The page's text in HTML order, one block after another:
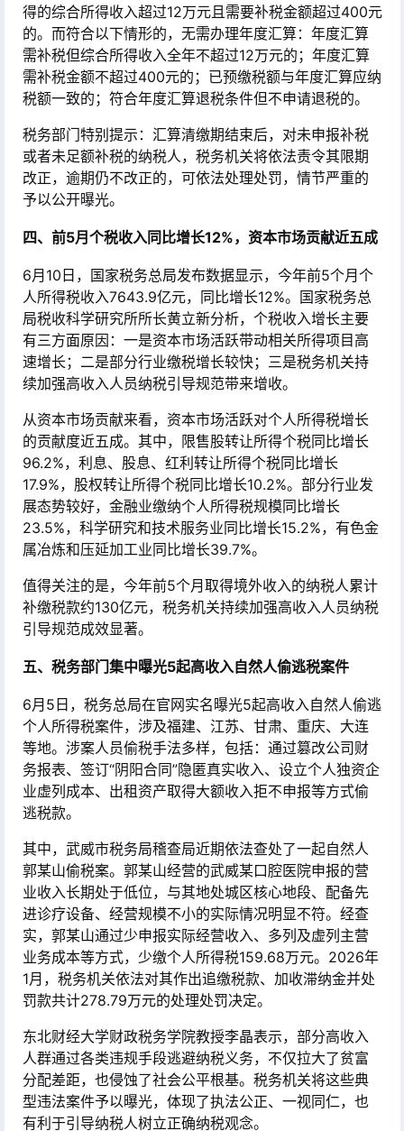
得的综合所得收入超过12万元且需要补税金额超过400元
的。而符合以下情形的，无需办理年度汇算：年度汇算
需补税但综合所得收入全年不超过12万元的；年度汇算
需补税金额不超过400元的；已预缴税额与年度汇算应纳
税额一致的；符合年度汇算退税条件但不申请退税的。
税务部门特别提示：汇算清缴期结束后，对未申报补税
或者未足额补税的纳税人，税务机关将依法责令其限期
改正，逾期仍不改正的，可依法处理处罚，情节严重的
予以公开曝光。
四、前5月个税收入同比增长12%，资本市场贡献近五成
6月10日，国家税务总局发布数据显示，今年前5个月个
人所得税收入7643.9亿元，同比增长12%。国家税务总
局税收科学研究所所长黄立新分析，个税收入增长主要
有三方面原因：一是资本市场活跃带动相关所得项目高
速增长；二是部分行业缴税增长较快；三是税务机关持
续加强高收入人员纳税引导规范带来增收。
从资本市场贡献来看，资本市场活跃对个人所得税增长
的贡献度近五成。其中，限售股转让所得个税同比增长
96.2%，利息、股息、红利转让所得个税同比增长
17.9%，股权转让所得个税同比增长10.2%。部分行业发
展态势较好，金融业缴纳个人所得税规模同比增长
23.5%，科学研究和技术服务业同比增长15.2%，有色金
属冶炼和压延加工业同比增长39.7%。
值得关注的是，今年前5个月取得境外收入的纳税人累计
补缴税款约130亿元，税务机关持续加强高收入人员纳税
引导规范成效显著。
五、税务部门集中曝光5起高收入自然人偷逃税案件
6月5日，税务总局在官网实名曝光5起高收入自然人偷逃
个人所得税案件，涉及福建、江苏、甘肃、重庆、大连
等地。涉案人员偷税手法多样，包括：通过篡改公司财
务报表、签订“阴阳合同”隐匿真实收入、设立个人独资企
业虚列成本、出租资产取得大额收入拒不申报等方式偷
逃税款。
其中，武威市税务局稽查局近期依法查处了一起自然人
郭某山偷税案。郭某山经营的武威某口腔医院申报的营
业收入长期处于低位，与其地处城区核心地段、配备先
进诊疗设备、经营规模不小的实际情况明显不符。经查
实，郭某山通过少申报实际经营收入、多列及虚列主营
业务成本等方式，少缴个人所得税159.68万元。2026年
1月，税务机关依法对其作出追缴税款、加收滞纳金并处
罚款共计278.79万元的处理处罚决定。
东北财经大学财政税务学院教授李晶表示，部分高收入
人群通过各类违规手段逃避纳税义务，不仅拉大了贫富
分配差距，也侵蚀了社会公平根基。税务机关将这些典
型违法案件予以曝光，体现了执法公正、一视同仁，也
有利于引导纳税人树立正确纳税观念。